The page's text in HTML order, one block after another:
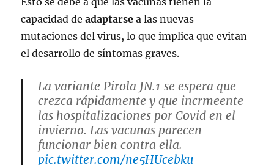
capacidad deadaptarsea las nuevas
mutaciones del virus, lo que implica que evitan
el desarrollo de síntomas graves.
La variante Pirola JN.1 se espera que
crezca rápidamente y que incrmeente
las hospitalizaciones por Covid en el
invierno. Las vacunas parecen
funcionar bien contra ella.
pic.twitter.com/ne5HUcebku